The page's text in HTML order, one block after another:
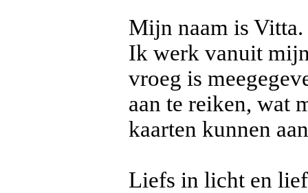
Mijn naam is Vitta.
Ik werk vanuit
vroeg is
aan te reiken, wat
kaarten kunnen
Liefs in licht en